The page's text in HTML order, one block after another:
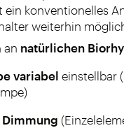
ein konventionelles
weiterhin
an natürlichen
variabel einstellbar